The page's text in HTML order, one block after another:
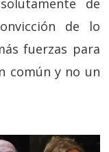
de
de lo
fuerzas para
común y no un